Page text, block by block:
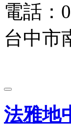
電話：
台中市
法雅地